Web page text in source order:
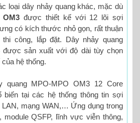
loại dây nhảy quang khác, mặc dù
được thiết kế với 12 lõi sợi
có kích thước nhỏ gọn, rất thuận
công, lắp đặt. Dây nhảy quang
được sản xuất với độ dài tùy chọn
hệ thống.
quang MPO-MPO OM3 12 Core
biến tại các hệ thống thông tin sợi
LAN, mạng WAN,… Ứng dụng trong
module QSFP, lĩnh vực viễn thông,